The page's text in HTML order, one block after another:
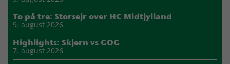
To på tre: Storsejr over HC Midtjylland
9. august 2026
Highlights: Skjern vs GOG
7. august 2026